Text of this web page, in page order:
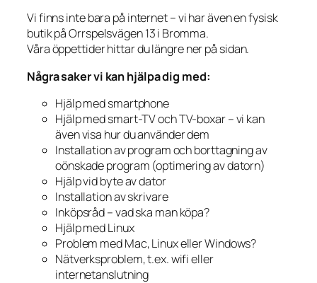
Vi finns inte bara på internet – vi har även en fysisk
butik på Orrspelsvägen 13 i Bromma.
Våra öppettider hittar du längre ner på sidan.
Några saker vi kan hjälpa dig med:
Hjälp med smartphone
Hjälp med smart-TV och TV-boxar – vi kan
även visa hur du använder dem
Installation av program och borttagning av
oönskade program (optimering av datorn)
Hjälp vid byte av dator
Installation av skrivare
Inköpsråd – vad ska man köpa?
Hjälp med Linux
Problem med Mac, Linux eller Windows?
Nätverksproblem, t.ex. wifi eller
internetanslutning